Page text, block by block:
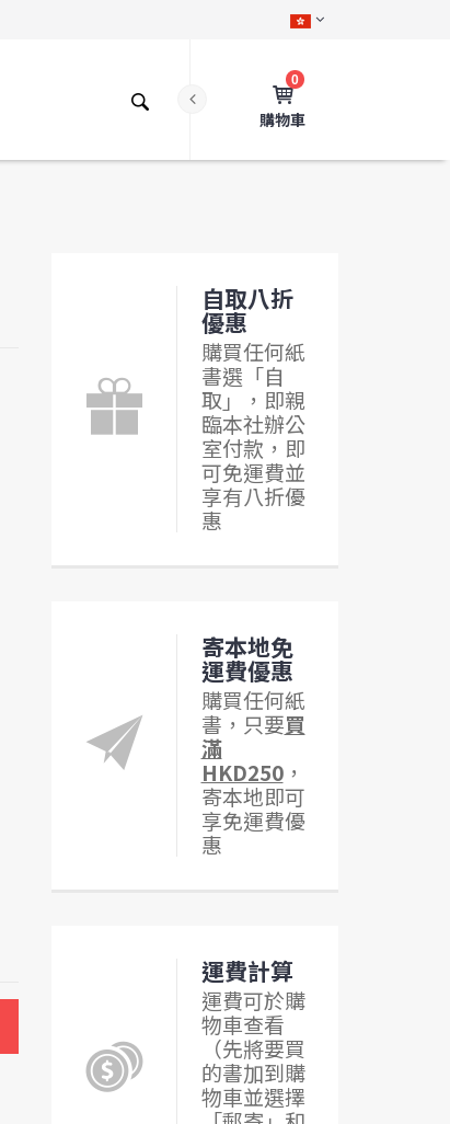
0
購物車
自取八折
優惠
購買任何紙
書選「自
取」，即親
臨本社辦公
室付款，即
可免運費並
享有八折優
惠
寄本地免
運費優惠
購買任何紙
書，只要買
滿
HKD250，
寄本地即可
享免運費優
惠
運費計算
運費可於購
物車查看
（先將要買
的書加到購
物車並選擇